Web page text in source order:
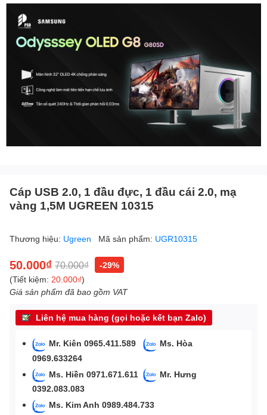
Cáp USB 2.0, 1 đầu đực, 1 đầu cái 2.0, mạ
vàng 1,5M UGREEN 10315
Thương hiệu: Ugreen Mã sản phẩm: UGR10315
50.000₫ 70.000₫
-29%
(Tiết kiệm: 20.000₫)
Giá sản phẩm đã bao gồm VAT
Liên hệ mua hàng (gọi hoặc kết bạn Zalo)
Mr. Kiên 0965.411.589
Ms. Hòa
0969.633264
Ms. Hiền 0971.671.611
Mr. Hưng
0392.083.083
Ms. Kim Anh 0989.484.733